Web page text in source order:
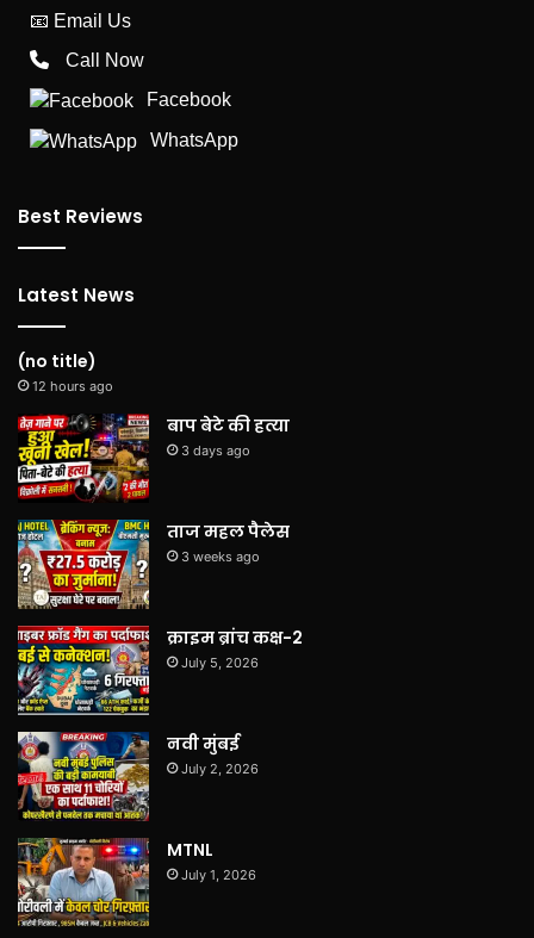
📧 Email Us
Call Now
Facebook
WhatsApp
Best Reviews
Latest News
(no title)
12 hours ago
बाप बेटे की हत्या
3 days ago
ताज महल पैलेस
3 weeks ago
क्राइम ब्रांच कक्ष-2
July 5, 2026
नवी मुंबई
July 2, 2026
MTNL
July 1, 2026